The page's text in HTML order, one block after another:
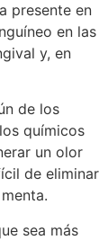
presente en
en las
y, en
de los
químicos
un olor
de eliminar
sea más